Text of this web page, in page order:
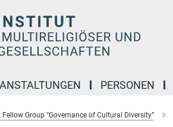
PERSONEN
Fellow Group “Governance of Cultural Diversity”